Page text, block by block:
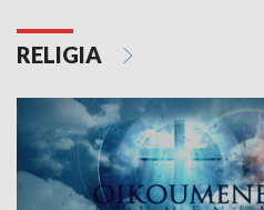
RELIGIA